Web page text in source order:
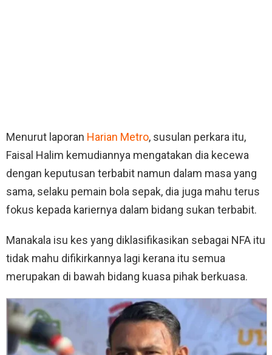
Menurut laporan Harian Metro, susulan perkara itu,
Faisal Halim kemudiannya mengatakan dia kecewa
dengan keputusan terbabit namun dalam masa yang
sama, selaku pemain bola sepak, dia juga mahu terus
fokus kepada kariernya dalam bidang sukan terbabit.
Manakala isu kes yang diklasifikasikan sebagai NFA itu
tidak mahu difikirkannya lagi kerana itu semua
merupakan di bawah bidang kuasa pihak berkuasa.